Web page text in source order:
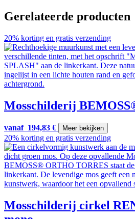
Gerelateerde producten
20% korting en gratis verzending
Mosschilderij
vanaf 194,83 € Meer bekijken
20% korting en gratis verzending
Mosschilderij cirkel